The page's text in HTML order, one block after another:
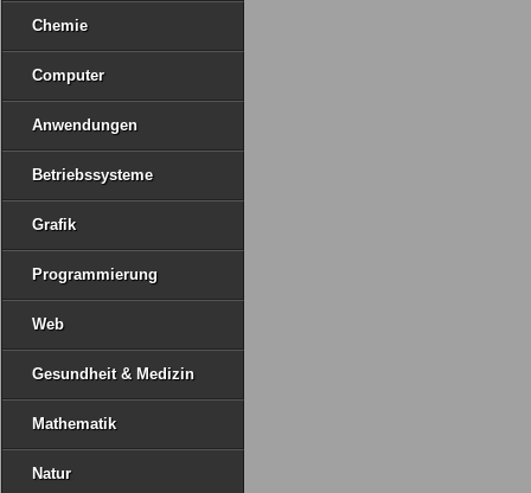
Chemie
Computer
Anwendungen
Betriebssysteme
Grafik
Programmierung
Web
Gesundheit & Medizin
Mathematik
Natur